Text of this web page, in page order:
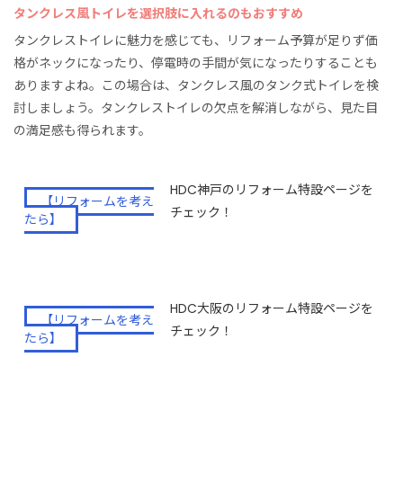
タンクレス風トイレを選択肢に入れるのもおすすめ
タンクレストイレに魅力を感じても、リフォーム予算が足りず価
格がネックになったり、停電時の手間が気になったりすることも
ありますよね。この場合は、タンクレス風のタンク式トイレを検
討しましょう。タンクレストイレの欠点を解消しながら、見た目
の満足感も得られます。
【リフォームを考え
たら】
HDC神戸のリフォーム特設ページを
チェック！
【リフォームを考え
たら】
HDC大阪のリフォーム特設ページを
チェック！